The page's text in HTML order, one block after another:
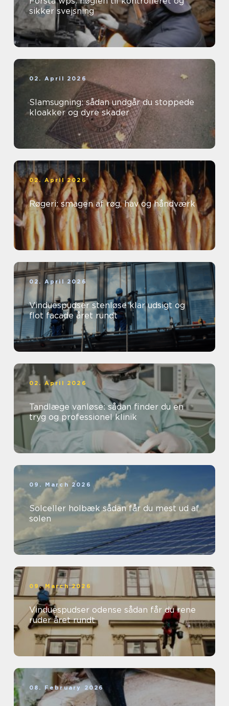
sikker svejsning
02. April 2026
Slamsugning: sådan undgår du stoppede
kloakker og dyre skader
02. April 2026
Røgeri: smagen af røg, hav og håndværk
02. April 2026
Vinduespudser stenløse klar udsigt og
flot facade året rundt
02. April 2026
Tandlæge vanløse: sådan finder du en
tryg og professionel klinik
09. March 2026
Solceller holbæk sådan får du mest ud af
solen
09. March 2026
Vinduespudser odense sådan får du rene
ruder året rundt
08. February 2026